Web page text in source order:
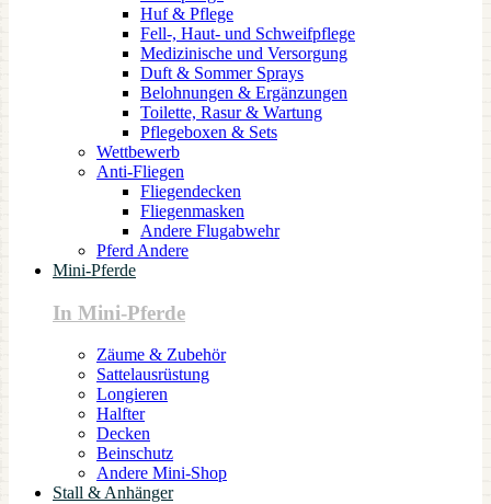
Huf & Pflege
Fell-, Haut- und Schweifpflege
Medizinische und Versorgung
Duft & Sommer Sprays
Belohnungen & Ergänzungen
Toilette, Rasur & Wartung
Pflegeboxen & Sets
Wettbewerb
Anti-Fliegen
Fliegendecken
Fliegenmasken
Andere Flugabwehr
Pferd Andere
Mini-Pferde
In Mini-Pferde
Zäume & Zubehör
Sattelausrüstung
Longieren
Halfter
Decken
Beinschutz
Andere Mini-Shop
Stall & Anhänger